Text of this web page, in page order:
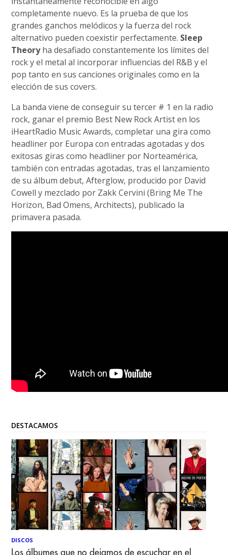
completamente nuevo. Es la prueba de que los
grandes ganchos melódicos y la fuerza del rock
alternativo pueden coexistir perfectamente. Sleep
Theoryha desafiado constantemente los límites del
rock y el metal al incorporar influencias del R&B y el
pop tanto en sus canciones originales como en la
elección de sus covers.
La banda viene de conseguir su tercer # 1 en la radio
rock, ganar el premio Best New Rock Artist en los
iHeartRadio Music Awards, completar una gira como
headliner por Europa con entradas agotadas y dos
exitosas giras como headliner por Norteamérica,
también con entradas agotadas, tras el lanzamiento
de su álbum debut, Afterglow, producido por David
Cowell y mezclado por Zakk Cervini (Bring Me The
Horizon, Bad Omens, Architects), publicado la
primavera pasada.
DESTACAMOS
DISCOS
Los álbumes que no dejamos de escuchar en el